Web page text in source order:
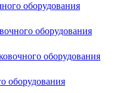
оборудования
оборудования
оборудования
оборудования